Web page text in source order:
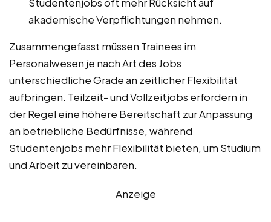
akademische Verpflichtungen nehmen.
Zusammengefasst müssen Trainees im
Personalwesen je nach Art des Jobs
unterschiedliche Grade an zeitlicher Flexibilität
aufbringen. Teilzeit- und Vollzeitjobs erfordern in
der Regel eine höhere Bereitschaft zur Anpassung
an betriebliche Bedürfnisse, während
Studentenjobs mehr Flexibilität bieten, um Studium
und Arbeit zu vereinbaren.
Anzeige